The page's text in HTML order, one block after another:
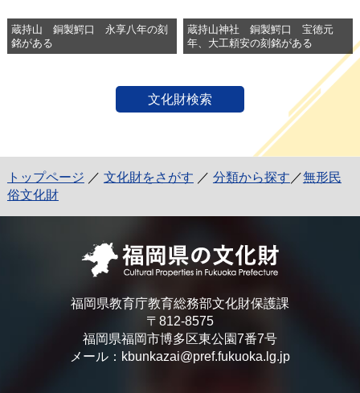
蔵持山 銅製鰐口 永享八年の刻
銘がある
蔵持山神社 銅製鰐口 宝徳元
年、大工頼安の刻銘がある
文化財検索
トップページ ／ 文化財をさがす ／ 分類から探す ／無形民
俗文化財
福岡県教育庁教育総務部文化財保護課
〒812-8575
福岡県福岡市博多区東公園7番7号
メール：kbunkazai@pref.fukuoka.lg.jp